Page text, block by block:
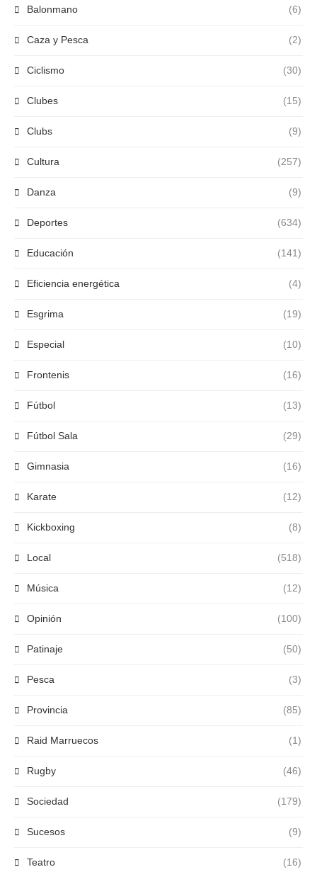
Balonmano (6)
Caza y Pesca (2)
Ciclismo (30)
Clubes (15)
Clubs (9)
Cultura (257)
Danza (9)
Deportes (634)
Educación (141)
Eficiencia energética (4)
Esgrima (19)
Especial (10)
Frontenis (16)
Fútbol (13)
Fútbol Sala (29)
Gimnasia (16)
Karate (12)
Kickboxing (8)
Local (518)
Música (12)
Opinión (100)
Patinaje (50)
Pesca (3)
Provincia (85)
Raid Marruecos (1)
Rugby (46)
Sociedad (179)
Sucesos (9)
Teatro (16)